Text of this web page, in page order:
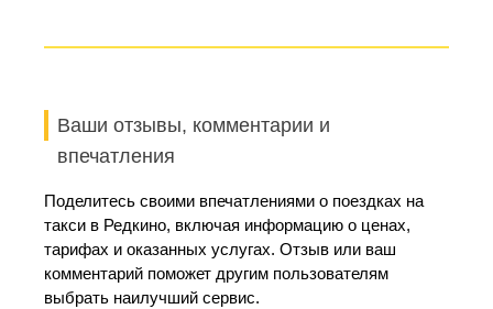
Ваши отзывы, комментарии и
впечатления
Поделитесь своими впечатлениями о поездках на
такси в Редкино, включая информацию о ценах,
тарифах и оказанных услугах. Отзыв или ваш
комментарий поможет другим пользователям
выбрать наилучший сервис.